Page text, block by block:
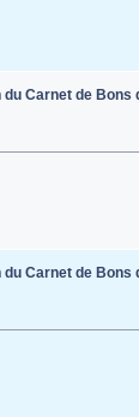
Carnet de Bons
Carnet de Bons